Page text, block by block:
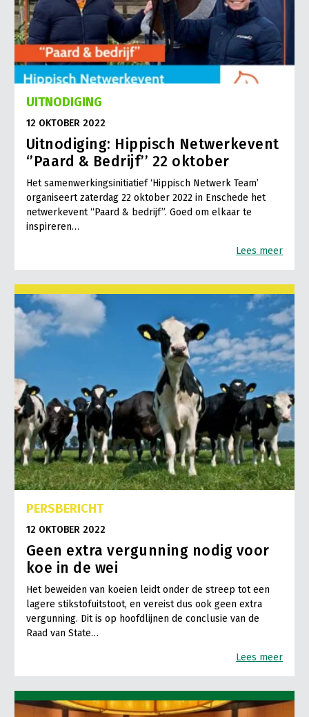
UITNODIGING
12 OKTOBER 2022
Uitnodiging: Hippisch Netwerkevent
‘’Paard & Bedrijf’’ 22 oktober
Het samenwerkingsinitiatief ‘Hippisch Netwerk Team’
organiseert zaterdag 22 oktober 2022 in Enschede het
netwerkevent “Paard & bedrijf”. Goed om elkaar te
inspireren…
Lees meer
PERSBERICHT
12 OKTOBER 2022
Geen extra vergunning nodig voor
koe in de wei
Het beweiden van koeien leidt onder de streep tot een
lagere stikstofuitstoot, en vereist dus ook geen extra
vergunning. Dit is op hoofdlijnen de conclusie van de
Raad van State…
Lees meer